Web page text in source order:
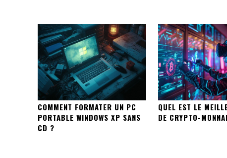
COMMENT FORMATER UN PC
PORTABLE WINDOWS XP SANS
CD ?
QUEL EST LE
DE CRYPTO-